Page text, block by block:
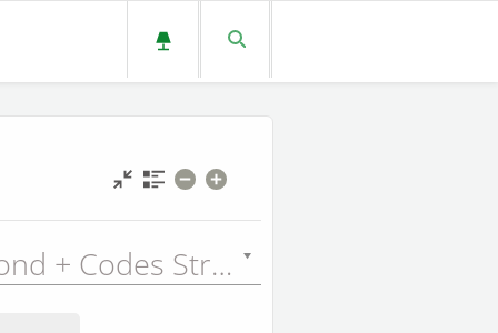
Louis Segond + Codes Strong (LSGSN) - 1910